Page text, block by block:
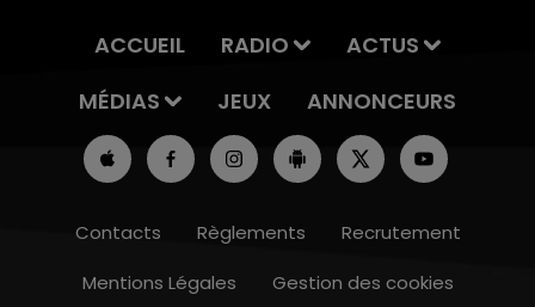
ACCUEIL RADIO
ACTUS
MÉDIAS
JEUX ANNONCEURS
Contacts Règlements
Recrutement
Mentions Légales
Gestion des cookies